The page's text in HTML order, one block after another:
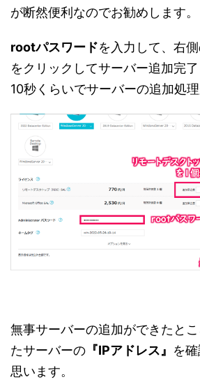
が断然便利なのでお勧めします。
rootパスワードを入力して、右
をクリックしてサーバー追加完
10秒くらいでサーバーの追加処理
無事サーバーの追加ができたと
たサーバーの 『IPアドレス』 を
思います。